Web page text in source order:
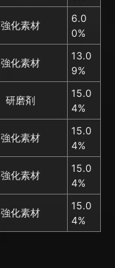
強化素材
6.0
0%
強化素材
13.0
9%
研磨剤
15.0
4%
強化素材
15.0
4%
強化素材
15.0
4%
強化素材
15.0
4%